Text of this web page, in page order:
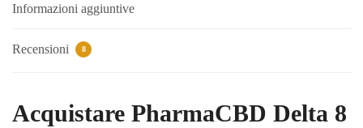
Informazioni aggiuntive
Recensioni 8
Acquistare PharmaCBD Delta 8